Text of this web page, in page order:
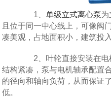
1、单级立式离心泵为
且位于同一中心线上，可像阀
凑美观，占地面积小，建筑投入
2、叶轮直接安装在电
结构紧凑，泵与电机轴承配置
的径向和轴向负荷，从而保证
低。